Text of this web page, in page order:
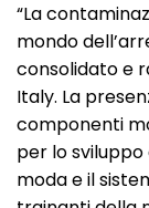
“La
mondo
consolidato e
Italy. La
componenti
per lo
moda e il